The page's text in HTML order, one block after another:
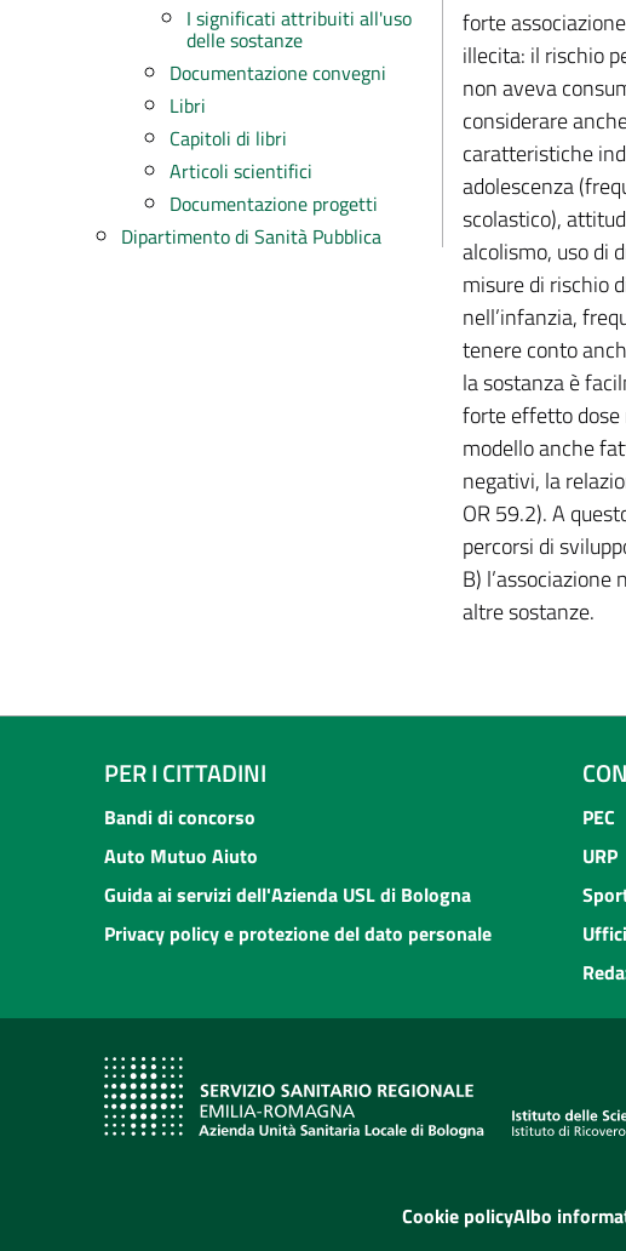
I significati attribuiti all'uso
delle sostanze
Documentazione convegni
Libri
Capitoli di libri
Articoli scientifici
Documentazione progetti
Dipartimento di Sanità Pubblica
forte
illecita: il rischio
non aveva
considerare
caratteristiche
adolescenza
scolastico),
alcolismo, uso di
misure di rischio
nell’infanzia,
tenere conto
la sostanza è
forte effetto dose
modello anche
negativi, la
OR 59.2). A
percorsi di
B)
altre sostanze.
PER I CITTADINI
Bandi di concorso
Auto Mutuo Aiuto
Guida ai servizi dell'Azienda USL di Bologna
Privacy policy e protezione del dato personale
PEC
URP
Cookie policyAlbo